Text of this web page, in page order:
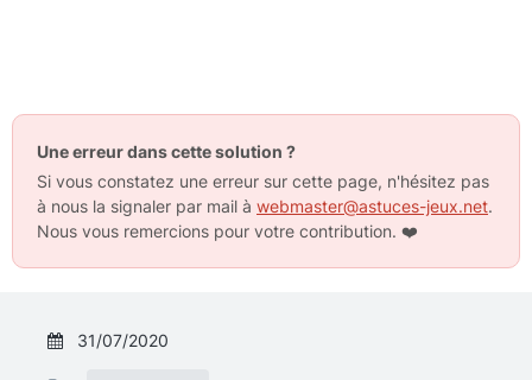
Une erreur dans cette solution ?
Si vous constatez une erreur sur cette page, n'hésitez pas
à nous la signaler par mail à webmaster@astuces-jeux.net.
Nous vous remercions pour votre contribution. ❤️
31/07/2020